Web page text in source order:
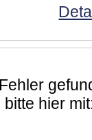
bitte hier